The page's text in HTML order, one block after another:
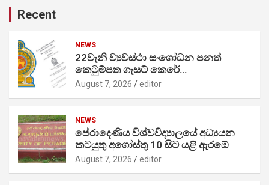
Recent
NEWS
22වැනි ව්‍යවස්ථා සංශෝධන පනත්
කෙටුම්පත ගැසට් කෙරේ…
August 7, 2026 editor
NEWS
පේරාදෙණිය විශ්වවිද්‍යාලයේ අධ්‍යයන
කටයුතු අගෝස්තු 10 සිට යළි ඇරඹේ
August 7, 2026 editor